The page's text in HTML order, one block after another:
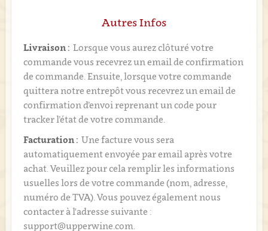
Autres Infos
Livraison : Lorsque vous aurez clôturé votre
commande vous recevrez un email de confirmation
de commande. Ensuite, lorsque votre commande
quittera notre entrepôt vous recevrez un email de
confirmation d’envoi reprenant un code pour
tracker l’état de votre commande.
Facturation : Une facture vous sera
automatiquement envoyée par email après votre
achat. Veuillez pour cela remplir les informations
usuelles lors de votre commande (nom, adresse,
numéro de TVA). Vous pouvez également nous
contacter à l'adresse suivante :
support@upperwine.com.